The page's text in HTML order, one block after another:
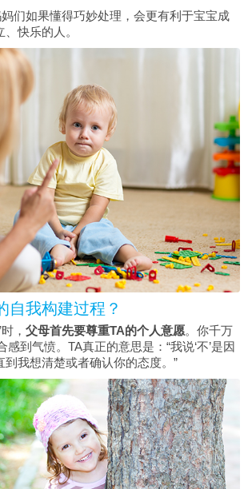
妈们如果懂得巧妙处理，会更有利于宝宝成
快乐的人。
自我构建过程？
， 父母首先要尊重TA的个人意愿。你千万
到气愤。TA真正的意思是：“我说‘不’是因
到我想清楚或者确认你的态度。”